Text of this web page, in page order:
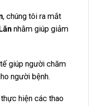
, chúng tôi ra mắt
nhằm giúp giảm
giúp người chăm
người bệnh.
hiện các thao